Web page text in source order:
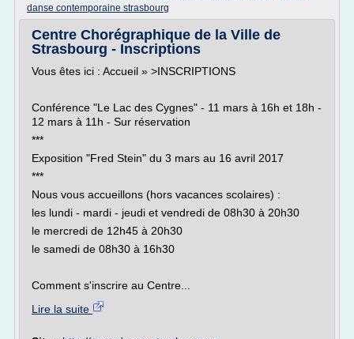
danse contemporaine strasbourg
Centre Chorégraphique de la Ville de
Strasbourg - Inscriptions
Vous êtes ici : Accueil » >INSCRIPTIONS
Conférence "Le Lac des Cygnes" - 11 mars à 16h et 18h -
12 mars à 11h - Sur réservation
***
Exposition "Fred Stein" du 3 mars au 16 avril 2017
***
Nous vous accueillons (hors vacances scolaires) :
les lundi - mardi - jeudi et vendredi de 08h30 à 20h30
le mercredi de 12h45 à 20h30
le samedi de 08h30 à 16h30
Comment s'inscrire au Centre...
Lire la suite